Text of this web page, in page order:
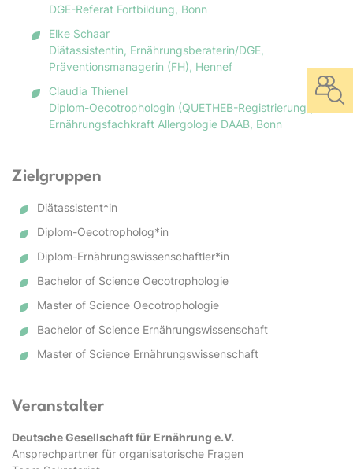
DGE-Referat Fortbildung, Bonn
Elke Schaar
Diätassistentin, Ernährungsberaterin/DGE,
Präventionsmanagerin (FH), Hennef
Claudia Thienel
Diplom-Oecotrophologin (QUETHEB-Registrierung),
Ernährungsfachkraft Allergologie DAAB, Bonn
Zielgruppen
Diätassistent*in
Diplom-Oecotropholog*in
Diplom-Ernährungswissenschaftler*in
Bachelor of Science Oecotrophologie
Master of Science Oecotrophologie
Bachelor of Science Ernährungswissenschaft
Master of Science Ernährungswissenschaft
Veranstalter
Deutsche Gesellschaft für Ernährung e.V.
Ansprechpartner für organisatorische Fragen